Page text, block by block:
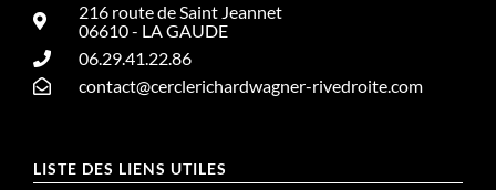
216 route de Saint Jeannet
06610 - LA GAUDE
06.29.41.22.86
contact@cerclerichardwagner-rivedroite.com
LISTE DES LIENS UTILES